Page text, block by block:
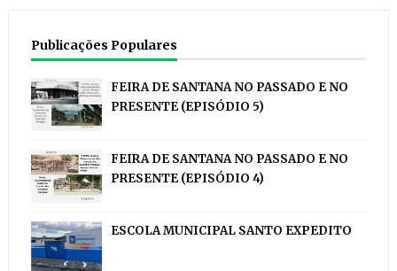
Publicações Populares
FEIRA DE SANTANA NO PASSADO E NO
PRESENTE (EPISÓDIO 5)
FEIRA DE SANTANA NO PASSADO E NO
PRESENTE (EPISÓDIO 4)
ESCOLA MUNICIPAL SANTO EXPEDITO